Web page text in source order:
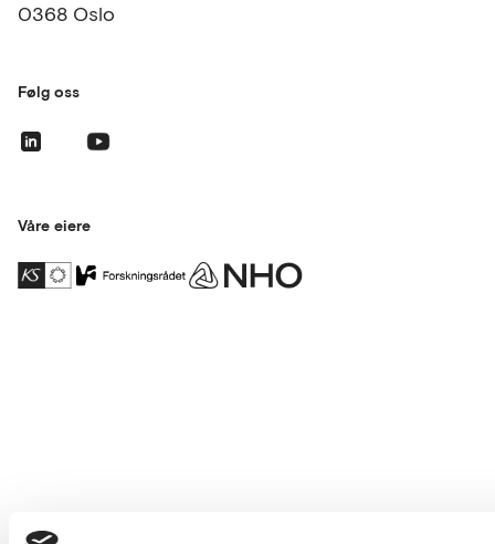
0368 Oslo
Følg oss
Våre eiere